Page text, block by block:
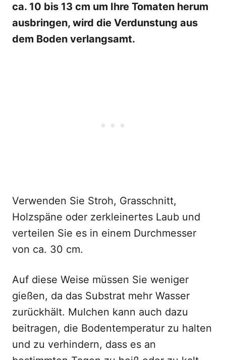
ca. 10 bis 13 cm um Ihre Tomaten herum
ausbringen, wird die Verdunstung aus
dem Boden verlangsamt.
Verwenden Sie Stroh, Grasschnitt,
Holzspäne oder zerkleinertes Laub und
verteilen Sie es in einem Durchmesser
von ca. 30 cm.
Auf diese Weise müssen Sie weniger
gießen, da das Substrat mehr Wasser
zurückhält. Mulchen kann auch dazu
beitragen, die Bodentemperatur zu halten
und zu verhindern, dass es an